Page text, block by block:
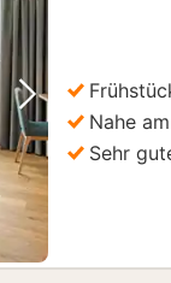
Nächstes Bild
Nahe
Sehr